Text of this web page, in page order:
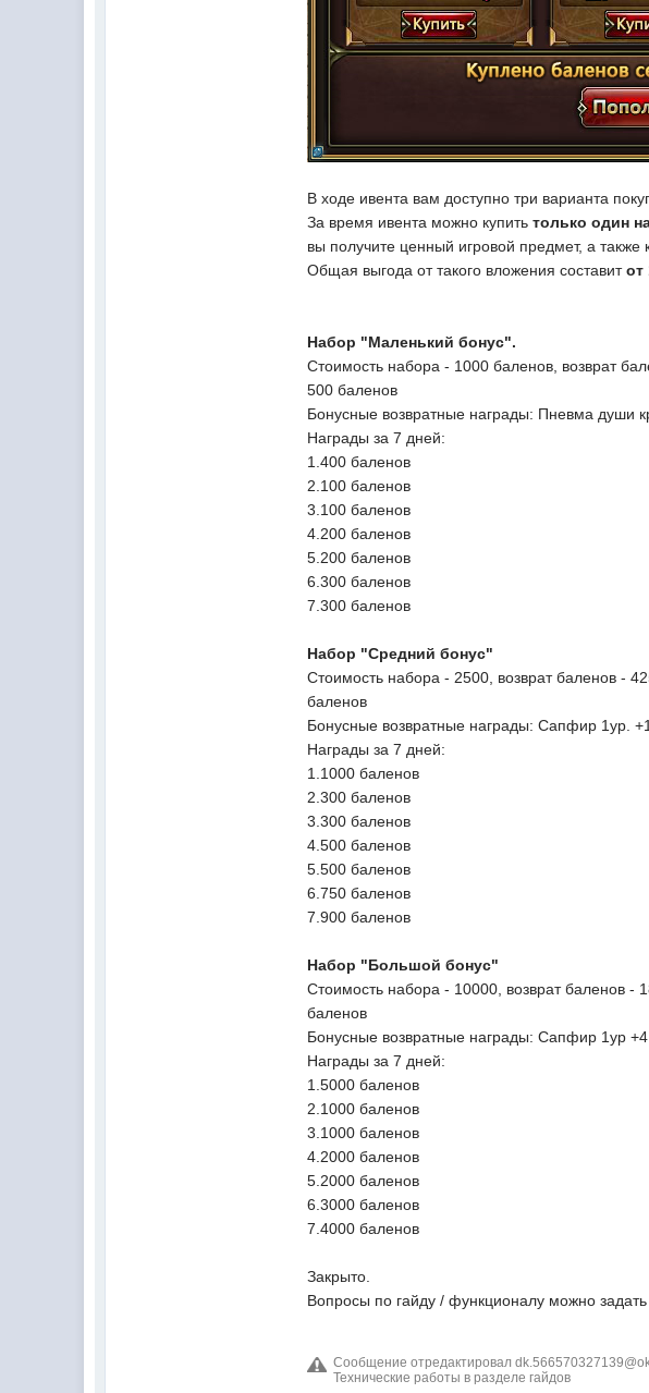
В ходе ивента вам доступно три варианта
За время ивента можно купитьтолько один
вы получите ценный игровой предмет, а
Общая выгода от такого вложения составитот
Набор "Маленький бонус".
Стоимость набора - 1000 баленов, возврат
500 баленов
Бонусные возвратные награды: Пневма души
Награды за 7 дней:
1.400 баленов
2.100 баленов
3.100 баленов
4.200 баленов
5.200 баленов
6.300 баленов
7.300 баленов
Набор "Средний бонус"
Стоимость набора - 2500, возврат баленов -
баленов
Бонусные возвратные награды: Сапфир 1ур. +1
Награды за 7 дней:
1.1000 баленов
2.300 баленов
3.300 баленов
4.500 баленов
5.500 баленов
6.750 баленов
7.900 баленов
Набор "Большой бонус"
Стоимость набора - 10000, возврат баленов -
баленов
Бонусные возвратные награды: Сапфир 1ур +4
Награды за 7 дней:
1.5000 баленов
2.1000 баленов
3.1000 баленов
4.2000 баленов
5.2000 баленов
6.3000 баленов
7.4000 баленов
Закрыто.
Вопросы по гайду / функционалу можно
Сообщение отредактировал
Технические работы в разделе гайдов